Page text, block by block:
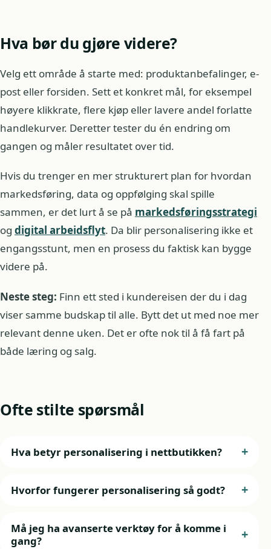
Hva bør du gjøre videre?
Velg ett område å starte med: produktanbefalinger, e-
post eller forsiden. Sett et konkret mål, for eksempel
høyere klikkrate, flere kjøp eller lavere andel forlatte
handlekurver. Deretter tester du én endring om
gangen og måler resultatet over tid.
Hvis du trenger en mer strukturert plan for hvordan
markedsføring, data og oppfølging skal spille
sammen, er det lurt å se på markedsføringsstrategi
og digital arbeidsflyt. Da blir personalisering ikke et
engangsstunt, men en prosess du faktisk kan bygge
videre på.
Neste steg: Finn ett sted i kundereisen der du i dag
viser samme budskap til alle. Bytt det ut med noe mer
relevant denne uken. Det er ofte nok til å få fart på
både læring og salg.
Ofte stilte spørsmål
Hva betyr personalisering i nettbutikken?
Hvorfor fungerer personalisering så godt?
Må jeg ha avanserte verktøy for å komme i
gang?